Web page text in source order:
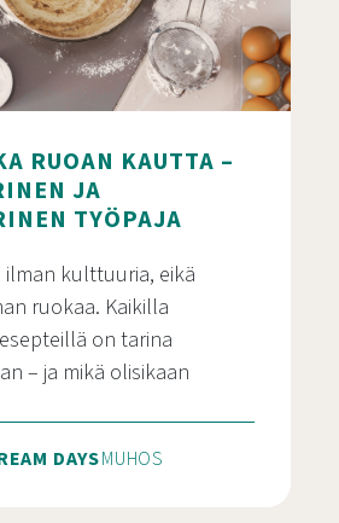
RUOAN KAUTTA –
JA
TYÖPAJA
ilman kulttuuria, eikä
ruokaa. Kaikilla
on tarina
– ja mikä olisikaan
DAYSMUHOS